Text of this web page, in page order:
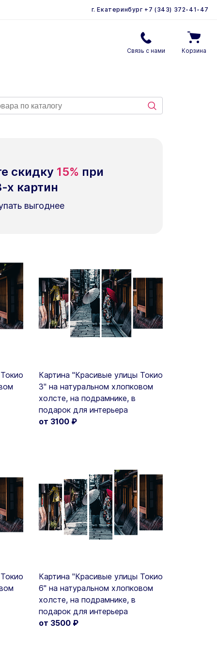
г. Екатеринбург +7 (343) 372-41-47
Связь с нами Корзина
скидку 15% при
х картин
выгоднее
Картина "Красивые улицы Токио
3" на натуральном хлопковом
холсте, на подрамнике, в
подарок для интерьера
от 3100 ₽
Картина "Красивые улицы Токио
6" на натуральном хлопковом
холсте, на подрамнике, в
подарок для интерьера
от 3500 ₽